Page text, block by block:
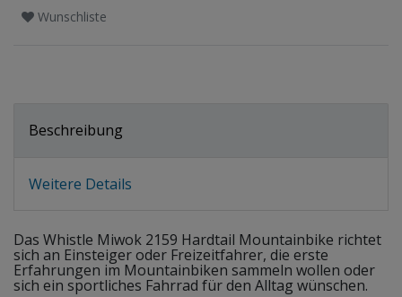
Wunschliste
Beschreibung
Weitere Details
Das Whistle Miwok 2159 Hardtail Mountainbike richtet
sich an Einsteiger oder Freizeitfahrer, die erste
Erfahrungen im Mountainbiken sammeln wollen oder
sich ein sportliches Fahrrad für den Alltag wünschen.